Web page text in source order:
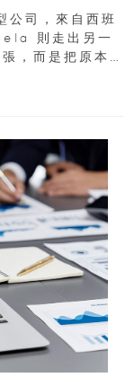
公司，來自西班
則走出另一
，而是把原本